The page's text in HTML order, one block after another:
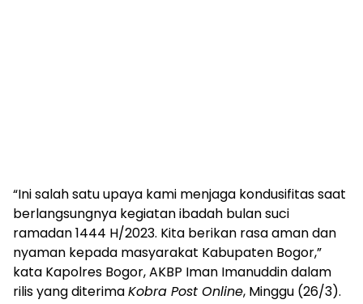
“Ini salah satu upaya kami menjaga kondusifitas saat
berlangsungnya kegiatan ibadah bulan suci
ramadan 1444 H/2023. Kita berikan rasa aman dan
nyaman kepada masyarakat Kabupaten Bogor,”
kata Kapolres Bogor, AKBP Iman Imanuddin dalam
rilis yang diterimaKobra Post Online, Minggu (26/3).